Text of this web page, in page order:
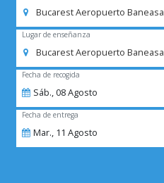
Bucarest Aeropuerto Baneasa
Lugar de enseñanza
Bucarest Aeropuerto Baneasa
Fecha de recogida
Sáb.,08Agosto
Fecha de entrega
Mar., 11 Agosto